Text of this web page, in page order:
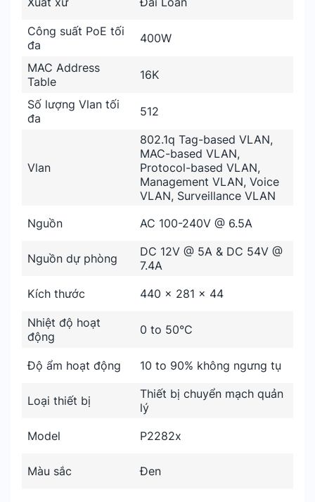
Công suất PoE tối
đa
400W
MAC Address
Table
16K
Số lượng Vlan tối
đa
512
Vlan
802.1q Tag-based VLAN,
MAC-based VLAN,
Protocol-based VLAN,
Management VLAN, Voice
VLAN, Surveillance VLAN
Nguồn
AC 100-240V @ 6.5A
Nguồn dự phòng
DC 12V @ 5A & DC 54V @
7.4A
Kích thước
440 x 281 x 44
Nhiệt độ hoạt
động
0 to 50°C
Độ ẩm hoạt động 10 to 90% không ngưng tụ
Loại thiết bị
Thiết bị chuyển mạch quản
lý
Model
P2282x
Màu sắc Đen